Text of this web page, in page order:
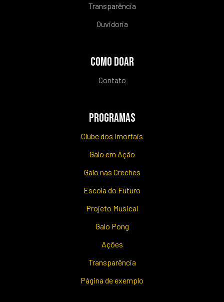
Transparência
Ouvidoria
COMO DOAR
Contato
PROGRAMAS
Clube dos Imortais
Galo em Ação
Galo nas Creches
Escola do Futuro
Projeto Musical
Galo Pong
Ações
Transparência
Página de exemplo